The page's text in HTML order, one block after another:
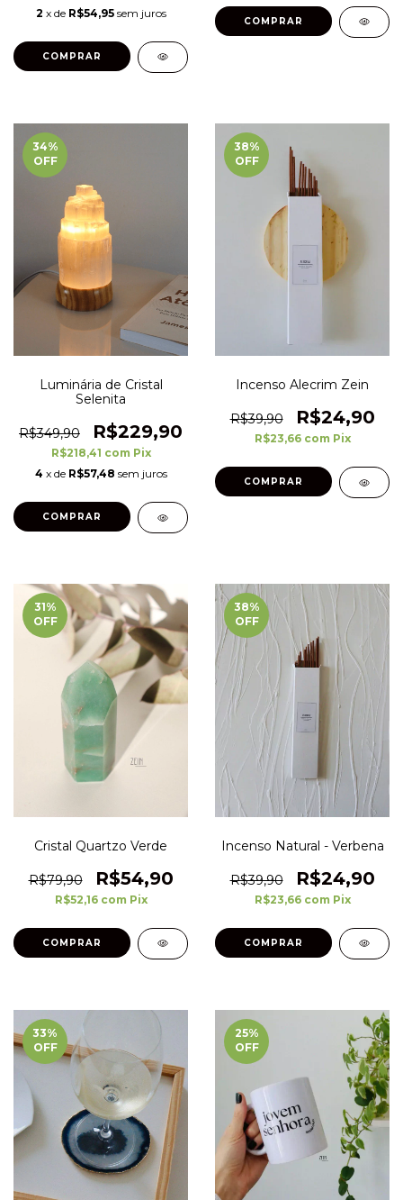
2 x de R$54,95 sem juros
34%
OFF
Luminária de Cristal
Selenita
R$349,90 R$229,90
R$218,41 com Pix
4 x de R$57,48 sem juros
38%
OFF
Incenso Alecrim Zein
R$39,90 R$24,90
R$23,66 com Pix
31%
OFF
Cristal Quartzo Verde
R$79,90 R$54,90
R$52,16 com Pix
38%
OFF
Incenso Natural - Verbena
R$39,90 R$24,90
R$23,66 com Pix
33%
OFF
25%
OFF